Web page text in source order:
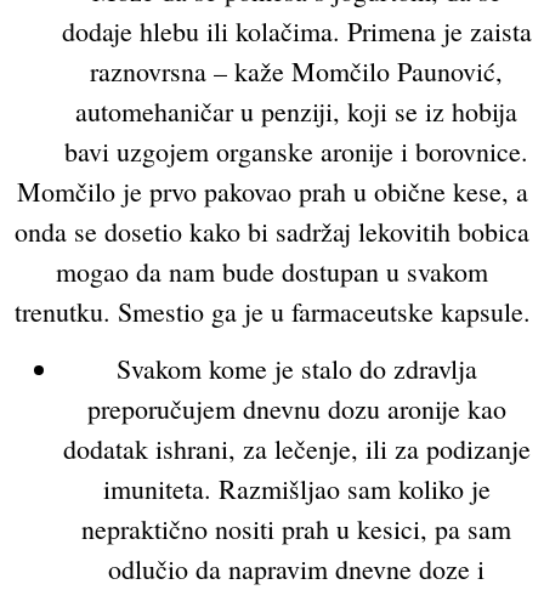
dodaje hlebu ili kolačima. Primena je zaista
raznovrsna – kaže Momčilo Paunović,
automehaničar u penziji, koji se iz hobija
bavi uzgojem organske aronije i borovnice.
Momčilo je prvo pakovao prah u obične kese, a
onda se dosetio kako bi sadržaj lekovitih bobica
mogao da nam bude dostupan u svakom
trenutku. Smestio ga je u farmaceutske kapsule.
Svakom kome je stalo do zdravlja
preporučujem dnevnu dozu aronije kao
dodatak ishrani, za lečenje, ili za podizanje
imuniteta. Razmišljao sam koliko je
nepraktično nositi prah u kesici, pa sam
odlučio da napravim dnevne doze i